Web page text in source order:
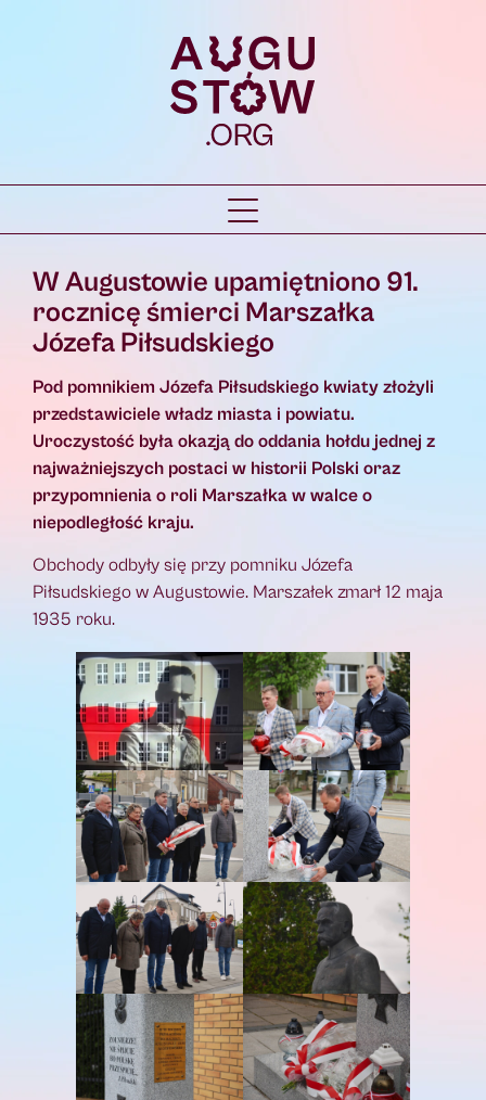
W Augustowie upamiętniono 91.
rocznicę śmierci Marszałka
Józefa Piłsudskiego
Pod pomnikiem Józefa Piłsudskiego kwiaty złożyli
przedstawiciele władz miasta i powiatu.
Uroczystość była okazją do oddania hołdu jednej z
najważniejszych postaci w historii Polski oraz
przypomnienia o roli Marszałka w walce o
niepodległość kraju.
Obchody odbyły się przy pomniku Józefa
Piłsudskiego w Augustowie. Marszałek zmarł 12 maja
1935 roku.